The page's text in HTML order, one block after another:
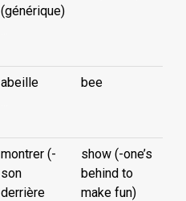
(générique)
abeille
bee
montrer (-
son
derrière
show (-one’s
behind to
make fun)